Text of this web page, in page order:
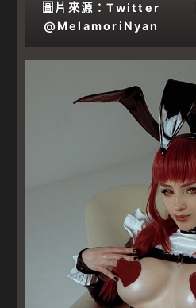
圖片來源：Twitter
@MelamoriNyan